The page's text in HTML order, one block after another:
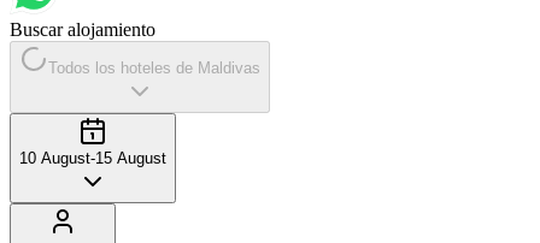
Buscar alojamiento
Todos los hoteles de Maldivas
10 August-15 August